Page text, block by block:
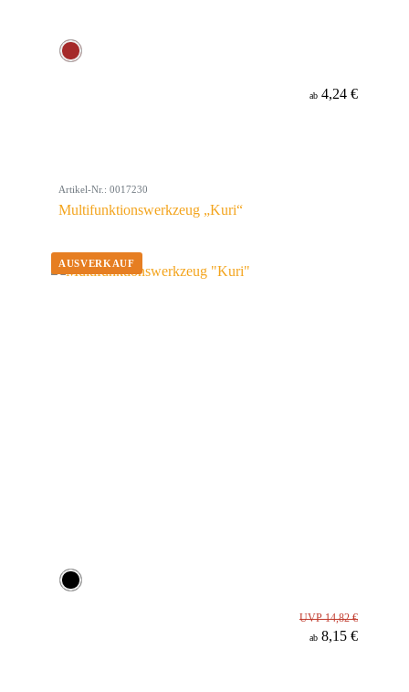
ab 4,24 €
Artikel-Nr.: 0017230
Multifunktionswerkzeug „Kuri“
UVP 14,82 €
ab 8,15 €